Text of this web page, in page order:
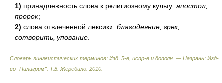
1) принадлежность слова к религиозному культу: апостол,
пророк;
2) слова отвлеченной лексики: благодеяние, грех,
сотворить, упование
Словарь лингвистических терминов: Изд. 5-е, испр-е и дополн. — Назрань: Изд-
во "Пилигрим". Т.В. Жеребило 2010